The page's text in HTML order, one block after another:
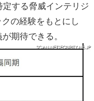
する脅威インテリジ
の経験をもとにし
期待できる。